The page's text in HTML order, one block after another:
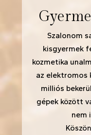
Szalonom
kisgyermek
kozmetika
az elektromos
milliós
gépek között
nem